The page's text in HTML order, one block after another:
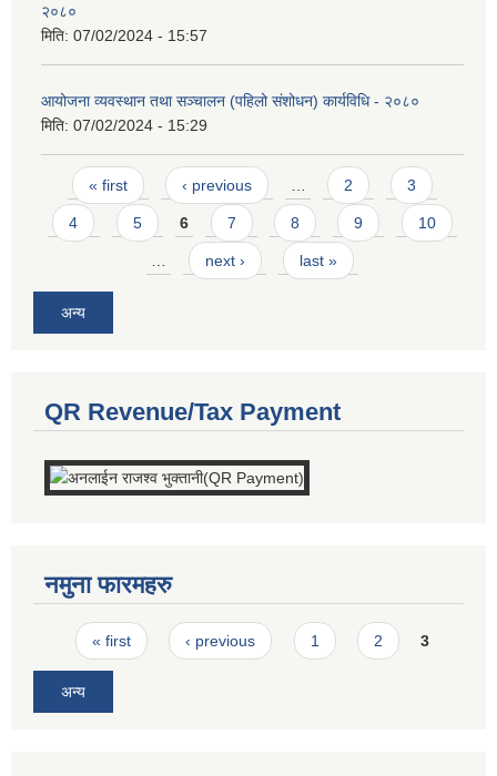
२०८०
मिति: 07/02/2024 - 15:57
आयोजना व्यवस्थान तथा सञ्चालन (पहिलो संशोधन) कार्यविधि - २०८०
मिति: 07/02/2024 - 15:29
Pages
« first ‹ previous … 2 3
4 5 6 7 8 9 10
… next › last »
अन्य
QR Revenue/Tax Payment
नमुना फारमहरु
Pages
« first ‹ previous 1 2 3
अन्य